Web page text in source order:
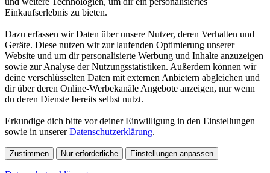
Einkaufserlebnis zu bieten.
Dazu erfassen wir Daten über unsere Nutzer, deren Verhalten und
Geräte. Diese nutzen wir zur laufenden Optimierung unserer
Website und um dir personalisierte Werbung und Inhalte anzuzeigen
sowie zur Analyse der Nutzungsstatistiken. Außerdem können wir
deine verschlüsselten Daten mit externen Anbietern abgleichen und
dir über deren Online-Werbekanäle Angebote anzeigen, nur wenn
du deren Dienste bereits selbst nutzt.
Erkundige dich bitte vor deiner Einwilligung in den Einstellungen
sowie in unsererDatenschutzerklärung.
Zustimmen Nur erforderliche Einstellungen anpassen